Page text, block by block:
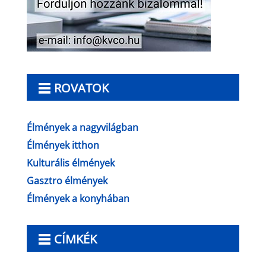
ROVATOK
Élmények a nagyvilágban
Élmények itthon
Kulturális élmények
Gasztro élmények
Élmények a konyhában
CÍMKÉK